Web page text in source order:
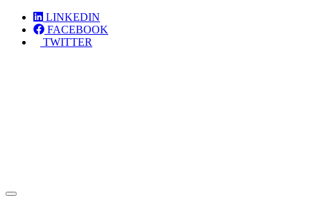
LINKEDIN
FACEBOOK
TWITTER